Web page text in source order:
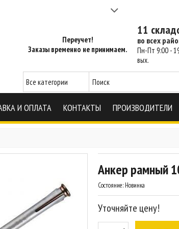
3 часа - SM Харьков
Переучет!
Заказы временно не принимаем.
11
во всех
Пн-Пт 9:00 -
вых.
И ОПЛАТА КОНТАКТЫ ПРОИЗВОДИТЕЛИ
Анкер рамный
Состояние: Новинка
Уточняйте цену!